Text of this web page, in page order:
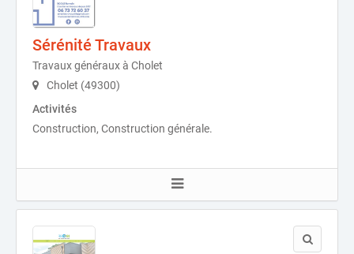
Sérénité Travaux
Travaux généraux à Cholet
Cholet (49300)
Activités
Construction, Construction générale.